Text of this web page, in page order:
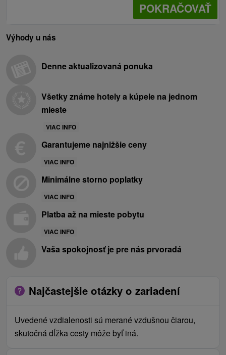
POKRAČOVAŤ
Výhody u nás
Denne aktualizovaná ponuka
Všetky známe hotely a kúpele na jednom
mieste
VIAC INFO
Garantujeme najnižšie ceny
VIAC INFO
Minimálne storno poplatky
VIAC INFO
Platba až na mieste pobytu
VIAC INFO
Vaša spokojnosť je pre nás prvoradá
Najčastejšie otázky o zariadení
Uvedené vzdialenosti sú merané vzdušnou čiarou,
skutočná dĺžka cesty môže byť iná.